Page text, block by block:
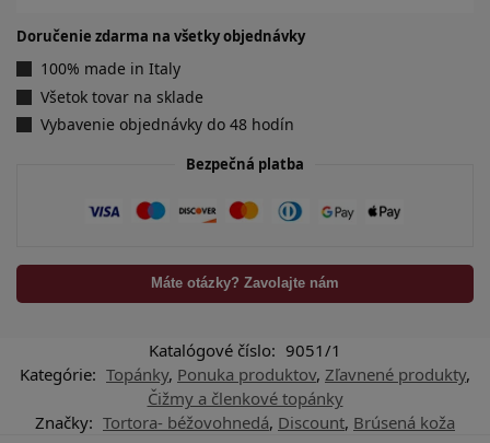
Doručenie zdarma na všetky objednávky
100% made in Italy
Všetok tovar na sklade
Vybavenie objednávky do 48 hodín
Bezpečná platba
Máte otázky? Zavolajte nám
Katalógové číslo: 9051/1
Kategórie: Topánky, Ponuka produktov, Zľavnené produkty,
Čižmy a členkové topánky
Značky: Tortora- béžovohnedá, Discount, Brúsená koža